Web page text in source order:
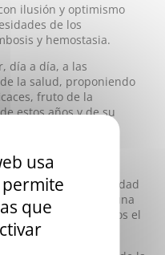
ilusión y optimismo
de los
y hemostasia.
día a día, a las
la salud, proponiendo
fruto de la
estos años y de su
(reactivos,
de una red de
tenemos la capacidad
servicio eficiente y una
en día, exportamos el
usa
que